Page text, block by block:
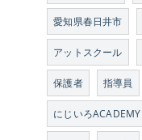
愛知県春日井市
アットスクール
保護者 指導員
にじいろACADEMY